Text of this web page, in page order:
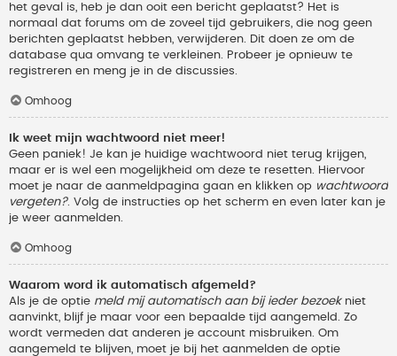
het geval is, heb je dan ooit een bericht geplaatst? Het is
normaal dat forums om de zoveel tijd gebruikers, die nog geen
berichten geplaatst hebben, verwijderen. Dit doen ze om de
database qua omvang te verkleinen. Probeer je opnieuw te
registreren en meng je in de discussies.
Omhoog
Ik weet mijn wachtwoord niet meer!
Geen paniek! Je kan je huidige wachtwoord niet terug krijgen,
maar er is wel een mogelijkheid om deze te resetten. Hiervoor
moet je naar de aanmeldpagina gaan en klikken op wachtwoord
vergeten?. Volg de instructies op het scherm en even later kan je
je weer aanmelden.
Omhoog
Waarom word ik automatisch afgemeld?
Als je de optie meld mij automatisch aan bij ieder bezoekniet
aanvinkt, blijf je maar voor een bepaalde tijd aangemeld. Zo
wordt vermeden dat anderen je account misbruiken. Om
aangemeld te blijven, moet je bij het aanmelden de optie